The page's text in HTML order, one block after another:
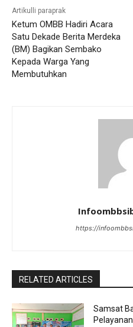
Artikulli paraprak
Ketum OMBB Hadiri Acara
Satu Dekade Berita Merdeka
(BM) Bagikan Sembako
Kepada Warga Yang
Membutuhkan
https://
RELATED ARTICLES
Samsat